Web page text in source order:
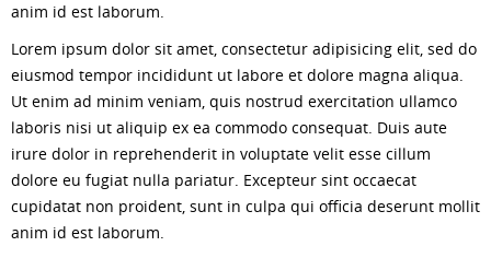
anim id est laborum.
Lorem ipsum dolor sit amet, consectetur adipisicing elit, sed do
eiusmod tempor incididunt ut labore et dolore magna aliqua.
Ut enim ad minim veniam, quis nostrud exercitation ullamco
laboris nisi ut aliquip ex ea commodo consequat. Duis aute
irure dolor in reprehenderit in voluptate velit esse cillum
dolore eu fugiat nulla pariatur. Excepteur sint occaecat
cupidatat non proident, sunt in culpa qui officia deserunt mollit
anim id est laborum.